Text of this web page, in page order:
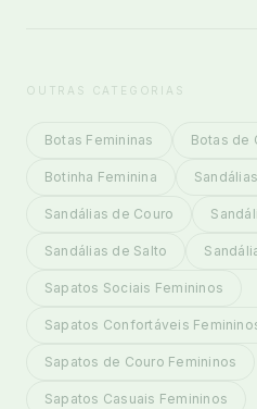
OUTRAS CATEGORIAS
Botas Femininas Botas de
Botinha Feminina
Sandálias de Couro
Sandálias de Salto
Sapatos Sociais Femininos
Sapatos Confortáveis
Sapatos de Couro Femininos
Sapatos Casuais Femininos